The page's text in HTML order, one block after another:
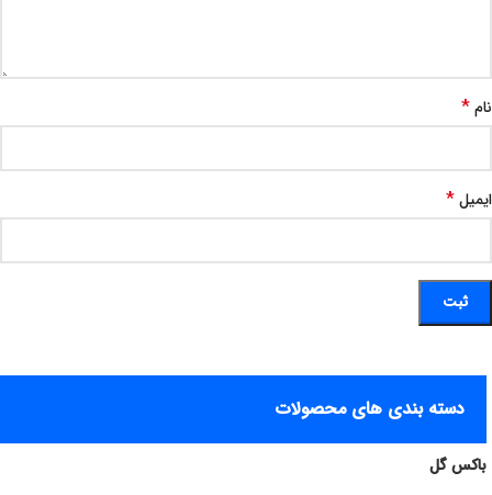
نام*
ایمیل*
دسته بندی های محصولات
باکس گل